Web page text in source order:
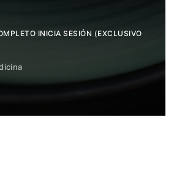
INICIA SESIÓN (EXCLUSIVO